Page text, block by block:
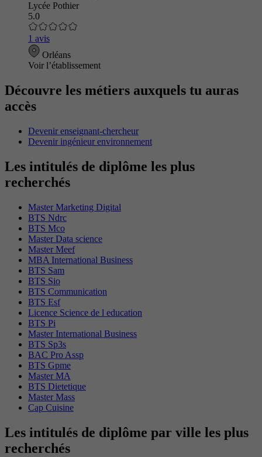
Lycée Pothier
5.0
1 avis
Orléans
Voir l’établissement
Découvre les métiers auxquels tu auras
accès
Devenir enseignant-chercheur
Devenir ingénieur environnement
Les intitulés de diplôme les plus
recherchés
Master Marketing Digital
BTS Ndrc
BTS Mco
Master Data science
Master Meef
MBA International Business
BTS Sam
BTS Sio
BTS Communication
BTS Esf
Licence Science de l education
BTS Pi
Master International Business
BTS Sp3s
BAC Pro Assp
BTS Gpme
Master MA
BTS Dietetique
Master Mass
Cap Cuisine
Les intitulés de diplôme par ville les plus
recherchés